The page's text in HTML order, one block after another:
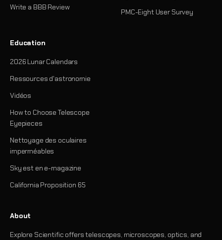
Write a BBB Review
PMC-Eight User Survey
Education
2026 Lunar Calendars
Ressources d'astronomie
Vidéos
How to Choose Telescope
Eyepieces
Nettoyage des oculaires
imperméables
Sky est en e-magazine
California Proposition 65
About
Explore Scientific offers telescopes, microscopes, optics, and